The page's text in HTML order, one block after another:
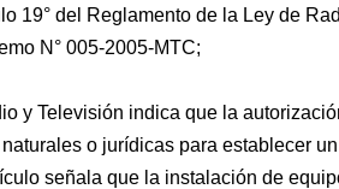
19° del Reglamento de la Ley de
N° 005-2005-MTC;
y Televisión indica que la
o jurídicas para establecer un
señala que la instalación de